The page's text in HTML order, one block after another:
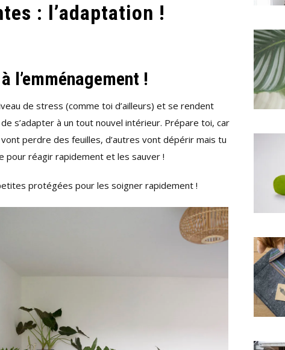
: l’adaptation !
l’emménagement !
de stress (comme toi d’ailleurs) et se rendent
s’adapter à un tout nouvel intérieur. Prépare toi, car
perdre des feuilles, d’autres vont dépérir mais tu
pour réagir rapidement et les sauver !
protégées pour les soigner rapidement !